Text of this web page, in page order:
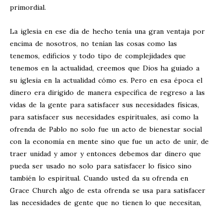
primordial.
La iglesia en ese día de hecho tenía una gran ventaja por
encima de nosotros, no tenían las cosas como las
tenemos, edificios y todo tipo de complejidades que
tenemos en la actualidad, creemos que Dios ha guiado a
su iglesia en la actualidad cómo es. Pero en esa época el
dinero era dirigido de manera específica de regreso a las
vidas de la gente para satisfacer sus necesidades físicas,
para satisfacer sus necesidades espirituales, así como la
ofrenda de Pablo no solo fue un acto de bienestar social
con la economía en mente sino que fue un acto de unir, de
traer unidad y amor y entonces debemos dar dinero que
pueda ser usado no solo para satisfacer lo físico sino
también lo espiritual. Cuando usted da su ofrenda en
Grace Church algo de esta ofrenda se usa para satisfacer
las necesidades de gente que no tienen lo que necesitan,